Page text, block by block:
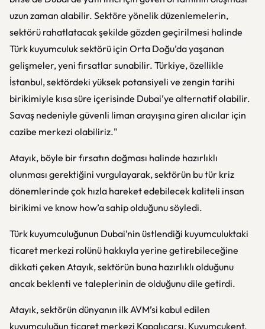
uzun zaman alabilir. Sektöre yönelik düzenlemelerin,
sektörü rahatlatacak şekilde gözden geçirilmesi halinde
Türk kuyumculuk sektörü için Orta Doğu’da yaşanan
gelişmeler, yeni fırsatlar sunabilir. Türkiye, özellikle
İstanbul, sektördeki yüksek potansiyeli ve zengin tarihi
birikimiyle kısa süre içerisinde Dubai’ye alternatif olabilir.
Savaş nedeniyle güvenli liman arayışına giren alıcılar için
cazibe merkezi olabiliriz."
Atayık, böyle bir fırsatın doğması halinde hazırlıklı
olunması gerektiğini vurgulayarak, sektörün bu tür kriz
dönemlerinde çok hızla hareket edebilecek kaliteli insan
birikimi ve know how’a sahip olduğunu söyledi.
Türk kuyumculuğunun Dubai’nin üstlendiği kuyumculuktaki
ticaret merkezi rolünü hakkıyla yerine getirebileceğine
dikkati çeken Atayık, sektörün buna hazırlıklı olduğunu
ancak beklenti ve taleplerinin de olduğunu dile getirdi.
Atayık, sektörün dünyanın ilk AVM’si kabul edilen
kuyumculuğun ticaret merkezi Kapalıçarşı, Kuyumcukent,